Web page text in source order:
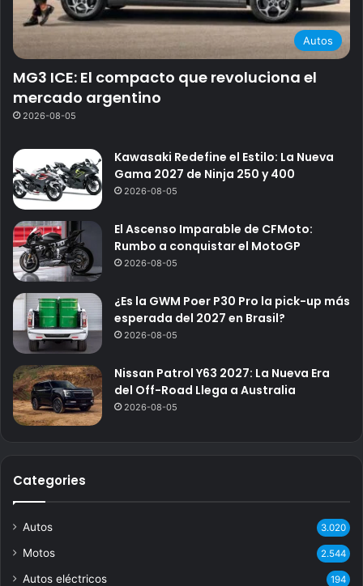
Autos
MG3 ICE: El compacto que revoluciona el
mercado argentino
2026-08-05
Kawasaki Redefine el Estilo: La Nueva
Gama 2027 de Ninja 250 y 400
2026-08-05
El Ascenso Imparable de CFMoto:
Rumbo a conquistar el MotoGP
2026-08-05
¿Es la GWM Poer P30 Pro la pick-up más
esperada del 2027 en Brasil?
2026-08-05
Nissan Patrol Y63 2027: La Nueva Era
del Off-Road Llega a Australia
2026-08-05
Categories
Autos 3.020
Motos 2.544
Autos eléctricos 194